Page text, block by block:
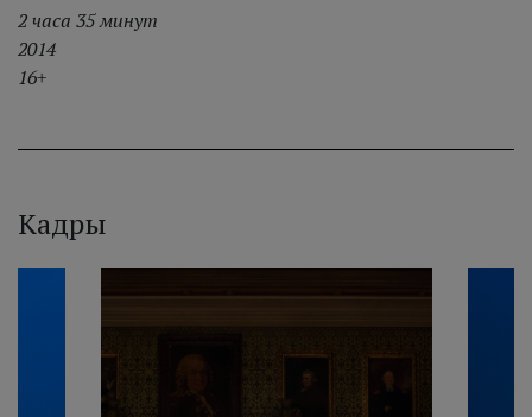
2 часа 35 минут
2014
16+
Кадры